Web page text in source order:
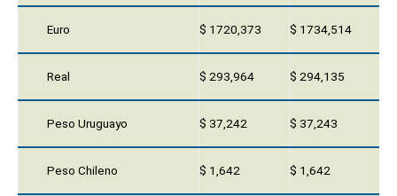
Euro $ 1720,373 $ 1734,514
Real $ 293,964 $ 294,135
Peso Uruguayo $ 37,242 $ 37,243
Peso Chileno $ 1,642 $ 1,642